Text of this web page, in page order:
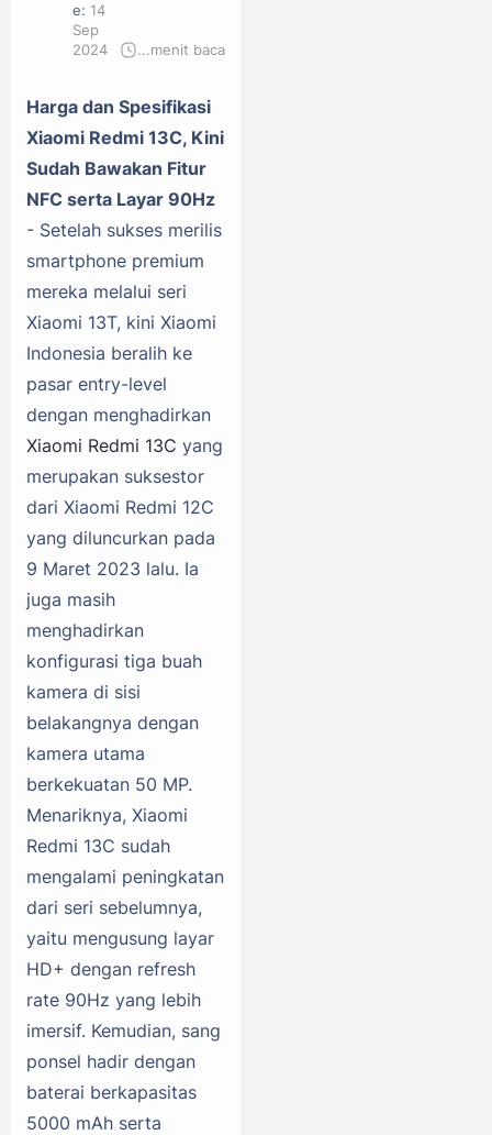
e: 14
Sep
2024
... menit baca
Harga dan Spesifikasi
Xiaomi Redmi 13C, Kini
Sudah Bawakan Fitur
NFC serta Layar 90Hz
- Setelah sukses merilis
smartphone premium
mereka melalui seri
Xiaomi 13T, kini Xiaomi
Indonesia beralih ke
pasar entry-level
dengan menghadirkan
Xiaomi Redmi 13C yang
merupakan suksestor
dari Xiaomi Redmi 12C
yang diluncurkan pada
9 Maret 2023 lalu. Ia
juga masih
menghadirkan
konfigurasi tiga buah
kamera di sisi
belakangnya dengan
kamera utama
berkekuatan 50 MP.
Menariknya, Xiaomi
Redmi 13C sudah
mengalami peningkatan
dari seri sebelumnya,
yaitu mengusung layar
HD+ dengan refresh
rate 90Hz yang lebih
imersif. Kemudian, sang
ponsel hadir dengan
baterai berkapasitas
5000 mAh serta